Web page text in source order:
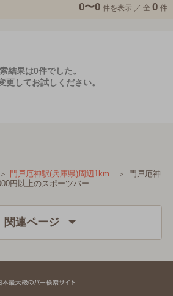
0〜0 件を表示 ／ 全 0 件
結果は0件でした。
更してお試しください。
門戸厄神駅(兵庫県)周辺1km
門戸厄神
円以上のスポーツバー
関連ページ